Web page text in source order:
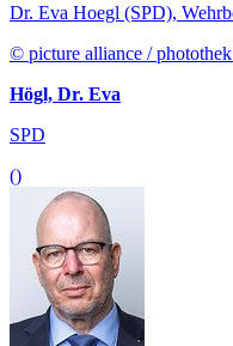
Dr. Eva Hoegl (SPD),
© picture alliance /
Högl, Dr. Eva
SPD
()